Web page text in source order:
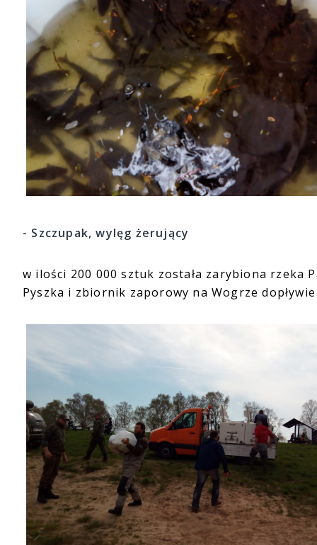
- Szczupak, wylęg żerujący
w ilości 200 000 sztuk została zarybiona rzeka
Pyszka i zbiornik zaporowy na Wogrze